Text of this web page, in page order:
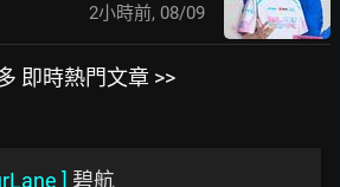
2小時前, 08/09
即時熱門文章 >>
] 碧航